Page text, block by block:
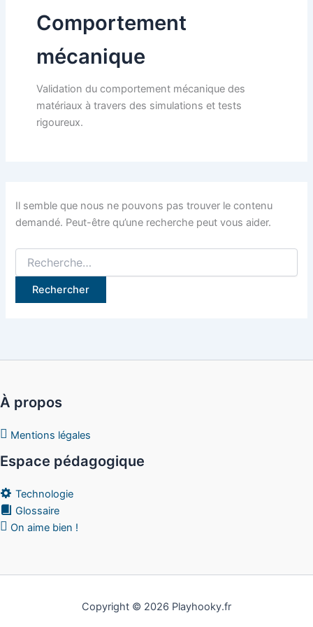
Comportement
mécanique
Validation du comportement mécanique des
matériaux à travers des simulations et tests
rigoureux.
Il semble que nous ne pouvons pas trouver le contenu
demandé. Peut-être qu’une recherche peut vous aider.
À propos
Mentions légales
Espace pédagogique
Technologie
Glossaire
On aime bien !
Copyright © 2026 Playhooky.fr